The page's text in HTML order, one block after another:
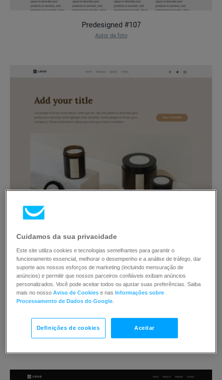
Predesigned #107
Autor da foto
Predesigned #118
Autor da foto
Cuidamos da sua privacidade
Este site utiliza cookies e tecnologias semelhantes para garantir o
funcionamento essencial, melhorar o desempenho e a análise de tráfego, dar
suporte aos nossos esforços de marketing (incluindo mensuração de
anúncios) e permitir que nossos parceiros confiáveis exibam anúncios
personalizados. Você pode aceitar todos ou ajustar suas preferências. Saiba
mais no nossoAviso de Cookies e nasInformações sobre
Processamento de Dados do Google
Definições de cookies Aceitar